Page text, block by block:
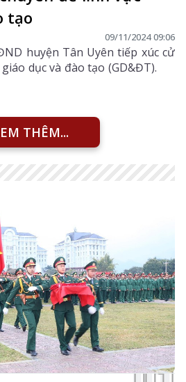
tạo
09/11/2024 09:06
huyện Tân Uyên tiếp xúc cử
dục và đào tạo (GD&ĐT).
THÊM...